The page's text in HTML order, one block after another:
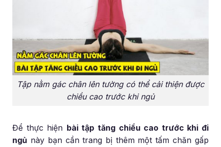
Tập nằm gác chân lên tường có thể cải thiện được
chiều cao trước khi ngủ
Để thực hiện bài tập tăng chiều cao trước khi đi
ngủ này bạn cần trang bị thêm một tấm chăn gấp